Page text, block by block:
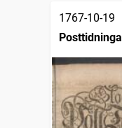
1767-10-19